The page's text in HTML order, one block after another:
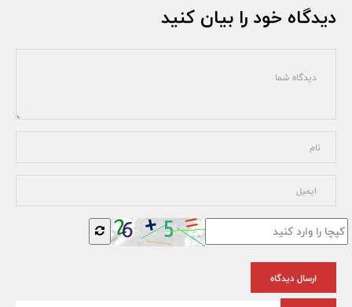
دیدگاه خود را بیان کنید
ارسال دیدگاه